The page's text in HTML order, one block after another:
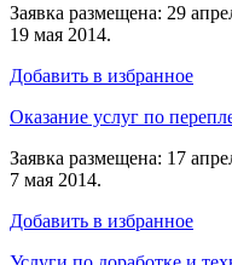
Заявка размещена: 29
19 мая 2014.
Добавить в избранное
Оказание услуг по
Заявка размещена: 17
7 мая 2014.
Добавить в избранное